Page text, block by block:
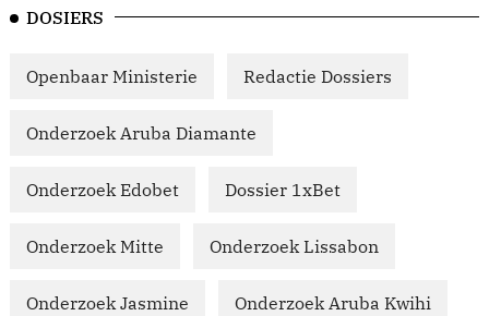
DOSIERS
Openbaar Ministerie Redactie Dossiers
Onderzoek Aruba Diamante
Onderzoek Edobet Dossier 1xBet
Onderzoek Mitte Onderzoek Lissabon
Onderzoek Jasmine Onderzoek Aruba Kwihi